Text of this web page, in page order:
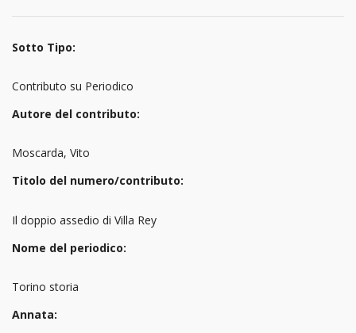
Sotto Tipo:
Contributo su Periodico
Autore del contributo:
Moscarda, Vito
Titolo del numero/contributo:
Il doppio assedio di Villa Rey
Nome del periodico:
Torino storia
Annata: